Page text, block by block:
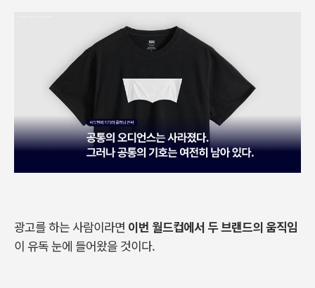
광고를하는 사람이라면 이번 월드컵에서 두브랜드의움직임
이 유독눈에 들어왔을 것이다.